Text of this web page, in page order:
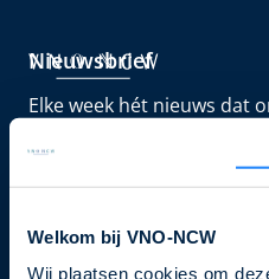
Welkom bij VNO-NCW
Wij plaatsen cookies om
Nieuwsbrief
Elke week hét nieuws dat
je nu in voor de VNO-NCW
Schrijf je in